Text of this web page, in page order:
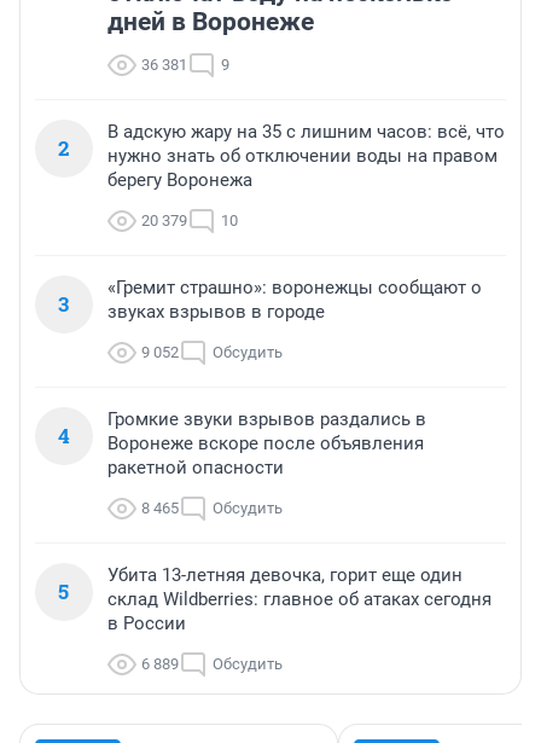
дней в Воронеже
36 381 9
2
В адскую жару на 35 с лишним часов: всё, что
нужно знать об отключении воды на правом
берегу Воронежа
20 379 10
3
«Гремит страшно»: воронежцы сообщают о
звуках взрывов в городе
9 052 Обсудить
4
Громкие звуки взрывов раздались в
Воронеже вскоре после объявления
ракетной опасности
8 465 Обсудить
5
Убита 13-летняя девочка, горит еще один
склад Wildberries: главное об атаках сегодня
в России
6 889 Обсудить